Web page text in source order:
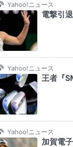
Yahoo!ニュース
電撃引
Yahoo!ニュース
王者『
Yahoo!ニュース
加賀電